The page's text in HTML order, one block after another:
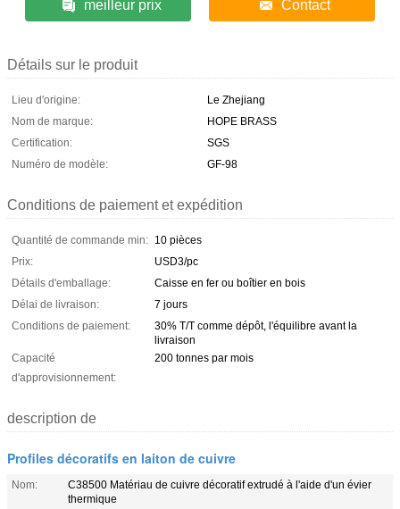
meilleur prix Contact
Détails sur le produit
Lieu d'origine:
Le Zhejiang
Nom de marque:
HOPE BRASS
Certification:
SGS
Numéro de modèle:
GF-98
Conditions de paiement et expédition
Quantité de commande min: 10 pièces
Prix:
USD3/pc
Détails d'emballage:
Caisse en fer ou boîtier en bois
Délai de livraison:
7 jours
Conditions de paiement:
30% T/T comme dépôt, l'équilibre avant la
livraison
Capacité
d'approvisionnement:
200 tonnes par mois
description de
Profiles décoratifs en laiton de cuivre
Nom:
C38500 Matériau de cuivre décoratif extrudé à l'aide d'un évier
thermique